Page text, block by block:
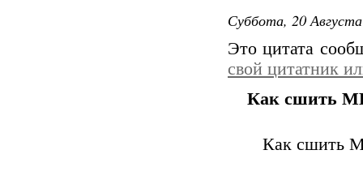
Суббота, 20
Это цитата
свой цитатник
Как сшить
Как сшить